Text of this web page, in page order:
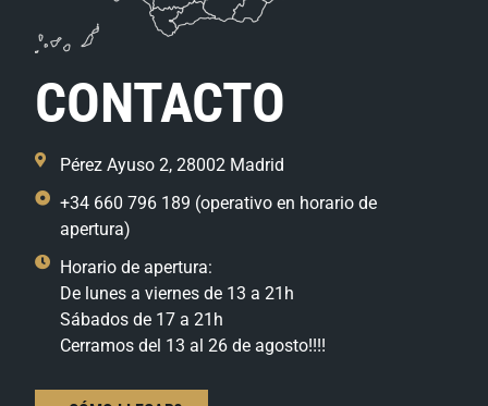
CONTACTO
Pérez Ayuso 2, 28002 Madrid
+34 660 796 189 (operativo en horario de
apertura)
Horario de apertura:
De lunes a viernes de 13 a 21h
Sábados de 17 a 21h
Cerramos del 13 al 26 de agosto!!!!